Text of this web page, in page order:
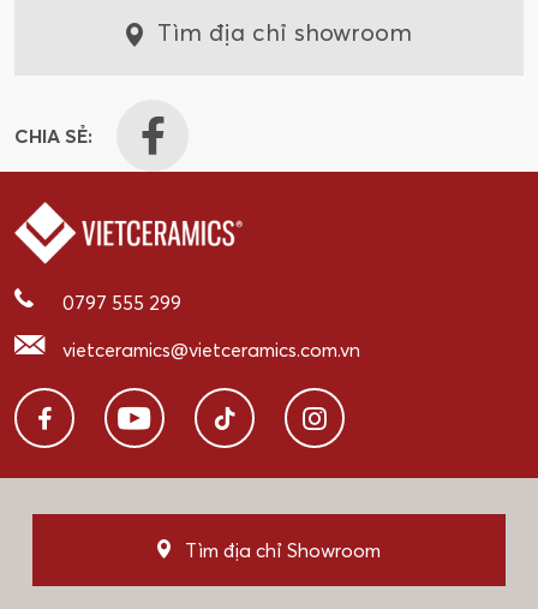
Tìm địa chỉ showroom
CHIA SẺ:
0797 555 299
vietceramics@vietceramics.com.vn
Tìm địa chỉ Showroom